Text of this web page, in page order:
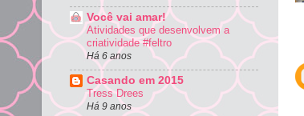
Você vai amar!
Atividades que desenvolvem a
criatividade #feltro
Há 6 anos
Casando em 2015
Tress Drees
Há 9 anos